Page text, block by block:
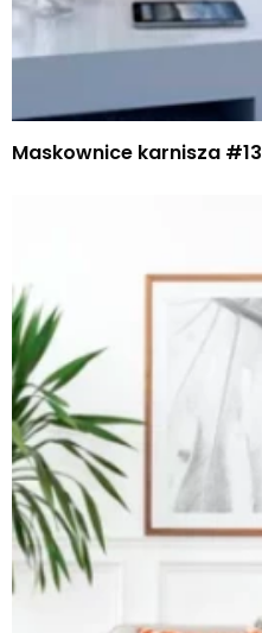
Maskownice karnisza #13